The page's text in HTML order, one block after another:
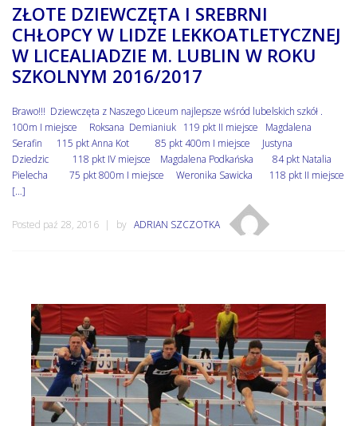
ZŁOTE DZIEWCZĘTA I SREBRNI
CHŁOPCY W LIDZE LEKKOATLETYCZNEJ
W LICEALIADZIE M. LUBLIN W ROKU
SZKOLNYM 2016/2017
Brawo!!! Dziewczęta z Naszego Liceum najlepsze wśród lubelskich szkół .
100m I miejsce Roksana Demianiuk 119 pkt II miejsce Magdalena
Serafin 115 pkt Anna Kot 85 pkt 400m I miejsce Justyna
Dziedzic 118 pkt IV miejsce Magdalena Podkańska 84 pkt Natalia
Pielecha 75 pkt 800m I miejsce Weronika Sawicka 118 pkt II miejsce
[…]
Posted paź 28, 2016 by ADRIAN SZCZOTKA